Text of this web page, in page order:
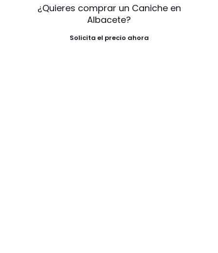
¿Quieres comprar un Caniche en
Albacete?
Solicita el precio ahora